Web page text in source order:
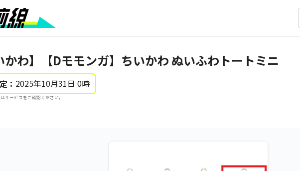
かわ】【Dモモンガ】ちいかわ ぬいふわトートミニ
： 2025年10月31日 0時
サービスをご確認ください。